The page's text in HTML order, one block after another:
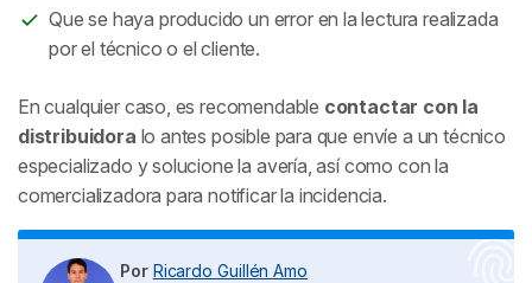
Que se haya producido un error en la lectura realizada
por el técnico o el cliente.
En cualquier caso, es recomendable contactar con la
distribuidora lo antes posible para que envíe a un técnico
especializado y solucione la avería, así como con la
comercializadora para notificar la incidencia.
Por Ricardo Guillén Amo